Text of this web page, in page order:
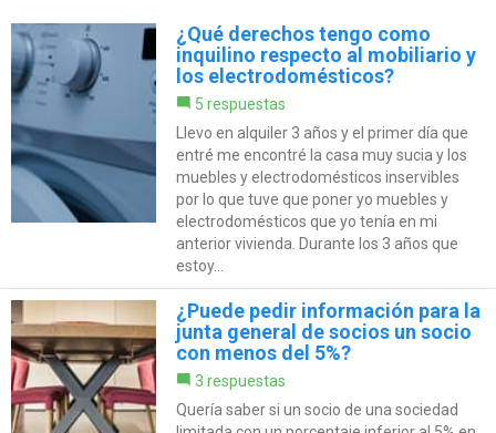
¿Qué derechos tengo como
inquilino respecto al mobiliario y
los electrodomésticos?
5 respuestas
Llevo en alquiler 3 años y el primer día que
entré me encontré la casa muy sucia y los
muebles y electrodomésticos inservibles
por lo que tuve que poner yo muebles y
electrodomésticos que yo tenía en mi
anterior vivienda. Durante los 3 años que
estoy...
¿Puede pedir información para la
junta general de socios un socio
con menos del 5%?
3 respuestas
Quería saber si un socio de una sociedad